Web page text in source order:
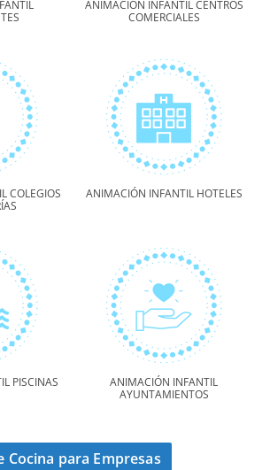
ANIMACIÓN INFANTIL CENTROS
COMERCIALES
COLEGIOS
ANIMACIÓN INFANTIL HOTELES
PISCINAS
ANIMACIÓN INFANTIL
AYUNTAMIENTOS
Cocina para Empresas